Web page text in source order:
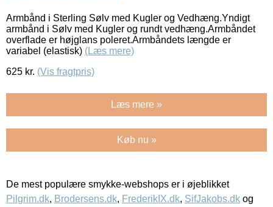
Armbånd i Sterling Sølv med Kugler og Vedhæng.Yndigt
armbånd i Sølv med Kugler og rundt vedhæng.Armbåndet
overflade er højglans poleret.Armbåndets længde er
variabel (elastisk) (Læs mere)
625 kr. (Vis fragtpris)
Læs mere »
Køb nu »
De mest populære smykke-webshops er i øjeblikket
Pilgrim.dk, Brodersens.dk, FrederikIX.dk, SifJakobs.dk og